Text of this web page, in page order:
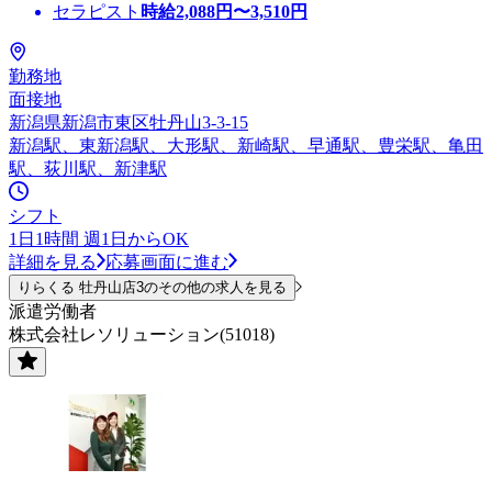
セラピスト 時給2,088円〜3,510円
勤務地
面接地
新潟県新潟市東区牡丹山3-3-15
新潟駅、東新潟駅、大形駅、新崎駅、早通駅、豊栄駅、亀田
駅、荻川駅、新津駅
シフト
1日1時間 週1日からOK
詳細を見る
応募画面に進む
りらくる 牡丹山店3のその他の求人を見る
派遣労働者
株式会社レソリューション(51018)